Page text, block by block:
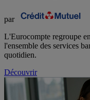
par
L'Eurocompte regroupe
l'ensemble des services
quotidien.
Découvrir